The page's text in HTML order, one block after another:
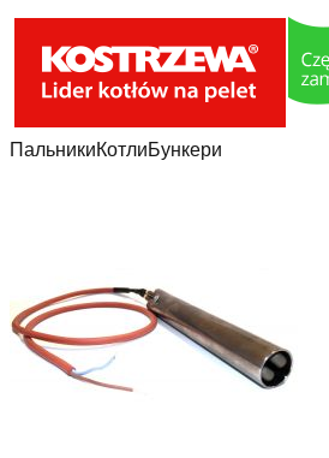
ПальникиКотлиБункери